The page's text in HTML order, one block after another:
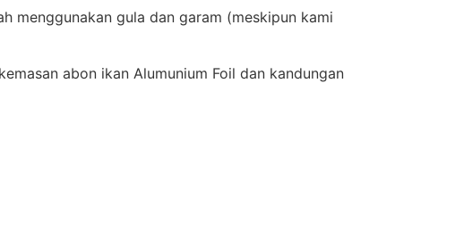
menggunakan gula dan garam (meskipun kami
abon ikan Alumunium Foil dan kandungan